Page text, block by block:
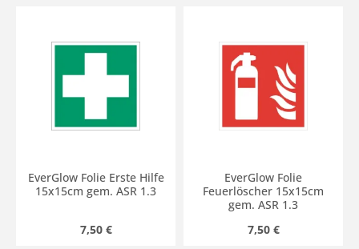
EverGlow Folie Erste Hilfe
15x15cm gem. ASR 1.3
Regulärer Preis:
7,50 €
EverGlow Folie
Feuerlöscher 15x15cm
gem. ASR 1.3
Regulärer Preis:
7,50 €